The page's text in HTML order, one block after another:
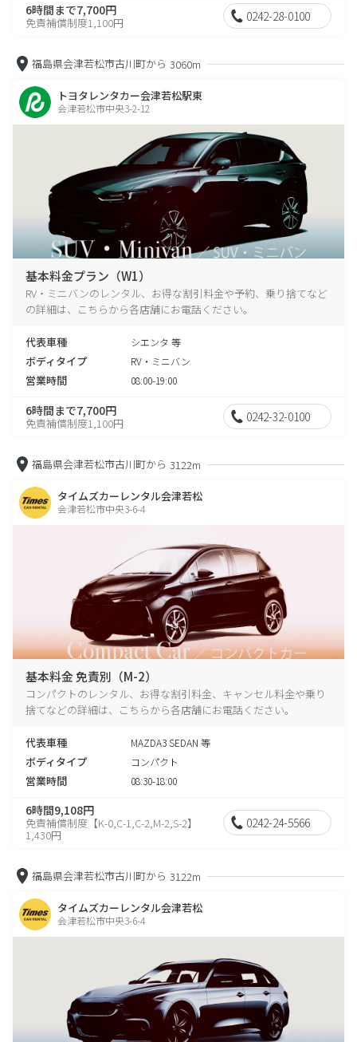
6時間まで7,700円
免責補償制度1,100円 0242-28-0100
福島県会津若松市古川町から 3060m
トヨタレンタカー会津若松駅東
会津若松市中央3-2-12
基本料金プラン（W1）
RV・ミニバンのレンタル、お得な割引料金や予約、乗り捨てなど
の詳細は、こちらから各店舗にお電話ください。
代表車種 シエンタ 等
ボディタイプ RV・ミニバン
営業時間 08:00-19:00
6時間まで7,700円
免責補償制度1,100円 0242-32-0100
福島県会津若松市古川町から 3122m
タイムズカーレンタル会津若松
会津若松市中央3-6-4
基本料金 免責別（M-2）
コンパクトのレンタル、お得な割引料金、キャンセル料金や乗り
捨てなどの詳細は、こちらから各店舗にお電話ください。
代表車種 MAZDA3 SEDAN 等
ボディタイプ コンパクト
営業時間 08:30-18:00
6時間9,108円
免責補償制度【K-0,C-1,C-2,M-2,S-2】
1,430円
0242-24-5566
福島県会津若松市古川町から 3122m
タイムズカーレンタル会津若松
会津若松市中央3-6-4